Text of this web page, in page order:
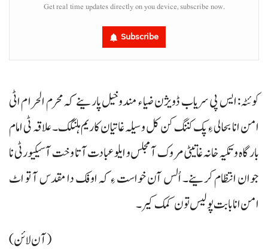
Get real time updates directly on you device, subscribe now.
Subscribe
کوئٹہ: ایس پی سریاب ڈویژن ضیا ء مندوخیل پارینے کہ محرم الحرام اٹی
امن انا بحالی ءِ پک کننگ کن کل وسیلہ غاتیان کاریم ہلنگک۔ علاقہ ٹی امام
بارگاہ و تکیہ خانہ غاتیٹی مروک آ مجلس و ایلو عبادت آتا وخت آ سیکیورٹی نا
جوان انتظام کرینے۔ اُلس آن خواست ءِ کہ اوفک دا مقدس آ تو اٹ
امن انا بابت پولیس تون کمک کیر۔
(آ ن لائن)